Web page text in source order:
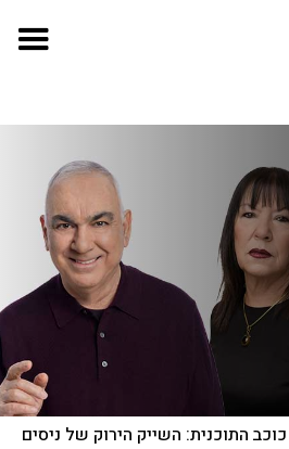
כוכב התוכנית: השייק הירוק של ניסים